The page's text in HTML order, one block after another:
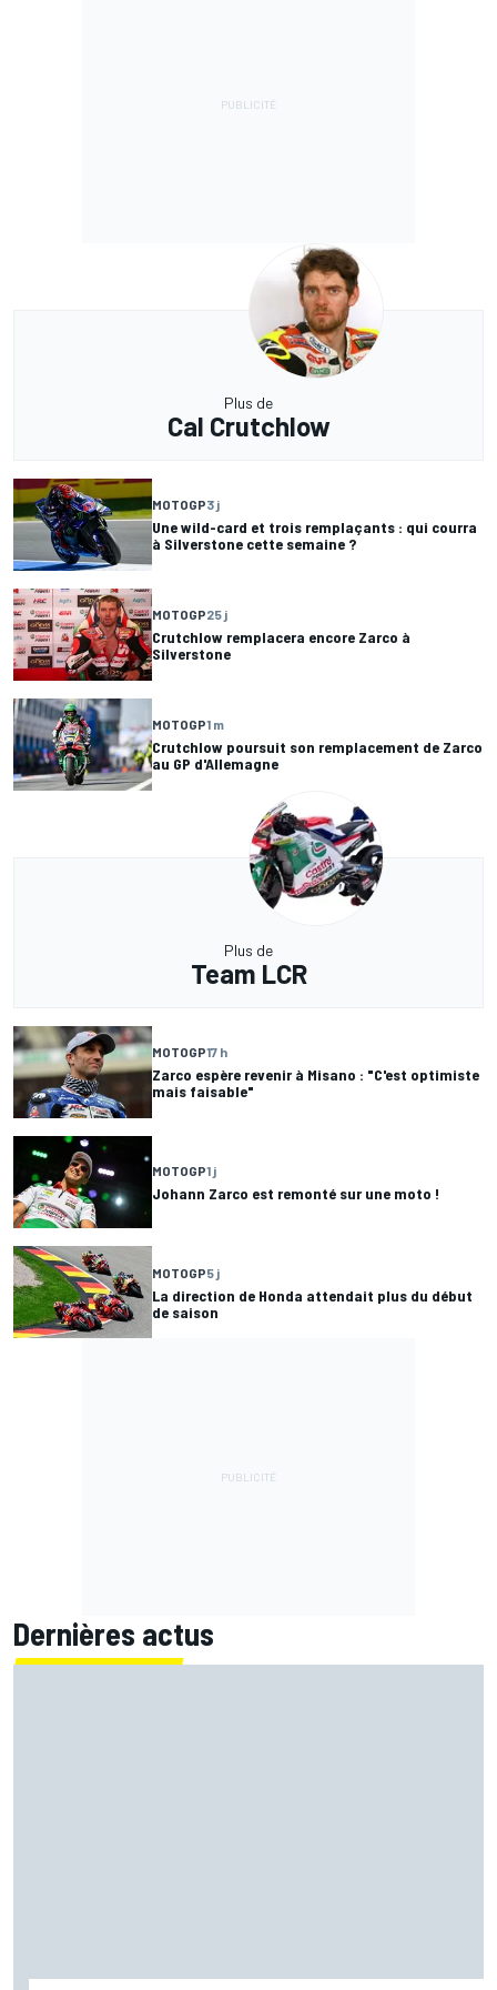
Plus de
Cal Crutchlow
MOTOGP3 j
Une wild-card et trois remplaçants : qui courra
à Silverstone cette semaine ?
MOTOGP25 j
Crutchlow remplacera encore Zarco à
Silverstone
MOTOGP1 m
Crutchlow poursuit son remplacement de Zarco
au GP d'Allemagne
Plus de
Team LCR
MOTOGP17 h
Zarco espère revenir à Misano : "C'est optimiste
mais faisable"
MOTOGP1 j
Johann Zarco est remonté sur une moto !
MOTOGP5 j
La direction de Honda attendait plus du début
de saison
Dernières actus